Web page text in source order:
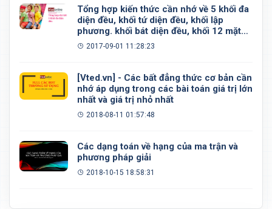
Tổng hợp kiến thức cần nhớ về 5 khối đa
diện đều, khối tứ diện đều, khối lập
phương. khối bát diện đều, khối 12 mặt
đều, khối 20 mặt đều
2017-09-01 11:28:23
[Vted.vn] - Các bất đẳng thức cơ bản cần
nhớ áp dụng trong các bài toán giá trị lớn
nhất và giá trị nhỏ nhất
2018-08-11 01:57:48
Các dạng toán về hạng của ma trận và
phương pháp giải
2018-10-15 18:58:31